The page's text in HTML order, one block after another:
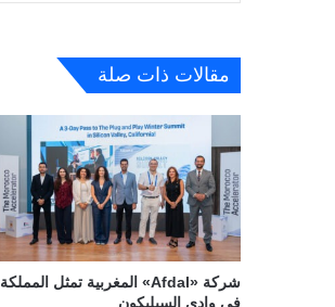
مقالات ذات صلة
شركة «Afdal» المغربية تمثل المملكة
في وادي السيليكون